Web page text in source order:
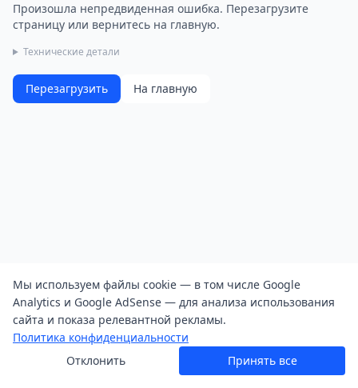
Произошла непредвиденная ошибка. Перезагрузите
страницу или вернитесь на главную.
Технические детали
Перезагрузить На главную
Мы используем файлы cookie — в том числе Google
Analytics и Google AdSense — для анализа использования
сайта и показа релевантной рекламы.
Политика конфиденциальности
Отклонить
Принять все